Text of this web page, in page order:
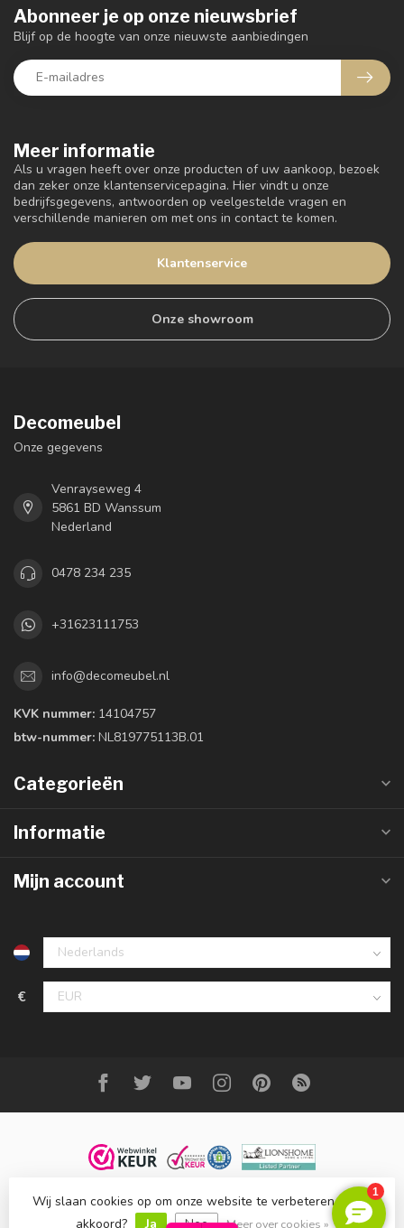
Meer informatie
Als u vragen heeft over onze producten of uw aankoop, bezoek
dan zeker onze klantenservicepagina. Hier vindt u onze
bedrijfsgegevens, antwoorden op veelgestelde vragen en
verschillende manieren om met ons in contact te komen.
Klantenservice
Onze showroom
Abonneer je op onze nieuwsbrief
Blijf op de hoogte van onze nieuwste aanbiedingen
Decomeubel
Onze gegevens
Venrayseweg 4
5861 BD Wanssum
Nederland
0478 234 235
+31623111753
info@decomeubel.nl
KVK nummer: 14104757
btw-nummer: NL819775113B.01
Categorieën
Informatie
Mijn account
€
© Copyright 2023 DecoMeubel ®
Wij slaan cookies op om onze website te verbeteren. Is dat
akkoord?
Ja Nee Meer over cookies »